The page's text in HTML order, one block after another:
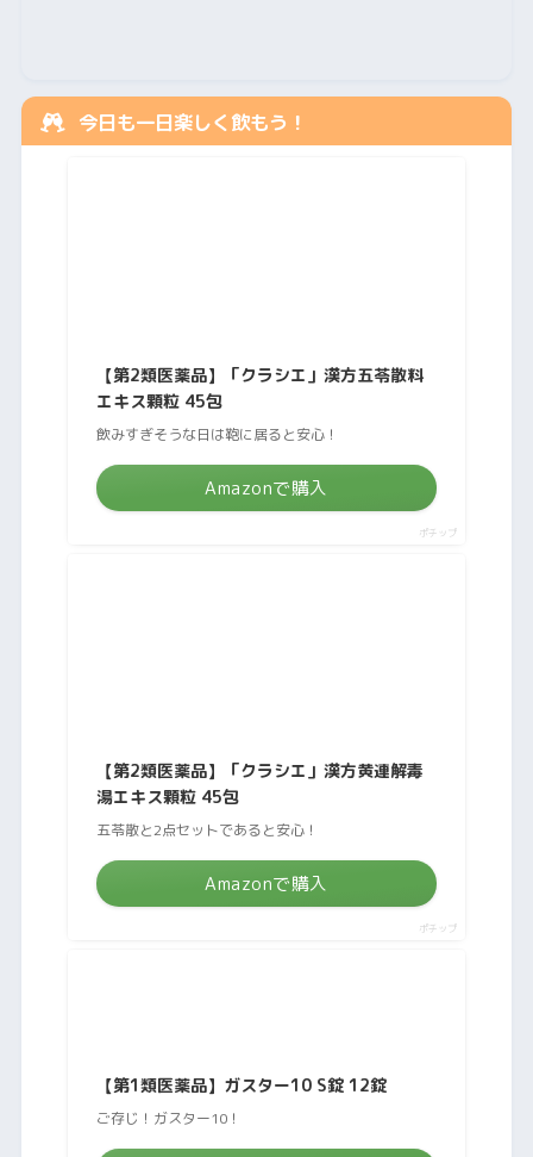
今日も一日楽しく飲もう！
【第2類医薬品】「クラシエ」漢方五苓散料
エキス顆粒 45包
飲みすぎそうな日は鞄に居ると安心！
Amazonで購入
ポチップ
【第2類医薬品】「クラシエ」漢方黄連解毒
湯エキス顆粒 45包
五苓散と2点セットであると安心！
Amazonで購入
ポチップ
【第1類医薬品】ガスター10 S錠 12錠
ご存じ！ガスター10！